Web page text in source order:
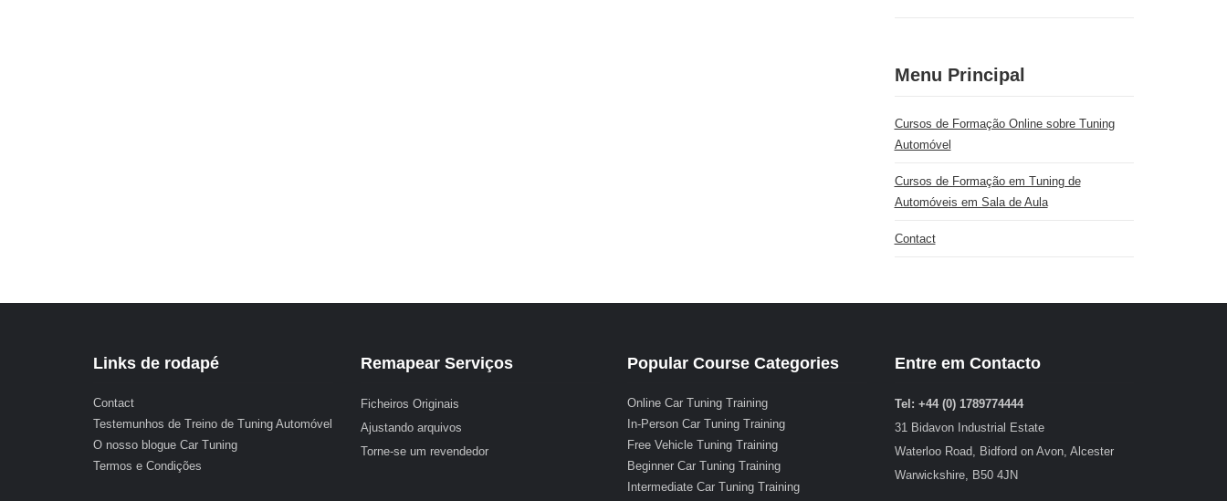
Menu Principal
Cursos de Formação Online sobre Tuning
Automóvel
Cursos de Formação em Tuning de
Automóveis em Sala de Aula
Contact
Links de rodapé
Contact
Testemunhos de Treino de Tuning Automóvel
O nosso blogue Car Tuning
Termos e Condições
Remapear Serviços
Ficheiros Originais
Ajustando arquivos
Torne-se um revendedor
Popular Course Categories
Online Car Tuning Training
In-Person Car Tuning Training
Free Vehicle Tuning Training
Beginner Car Tuning Training
Intermediate Car Tuning Training
Entre em Contacto
Tel: +44 (0) 1789774444
31 Bidavon Industrial Estate
Waterloo Road, Bidford on Avon, Alcester
Warwickshire, B50 4JN